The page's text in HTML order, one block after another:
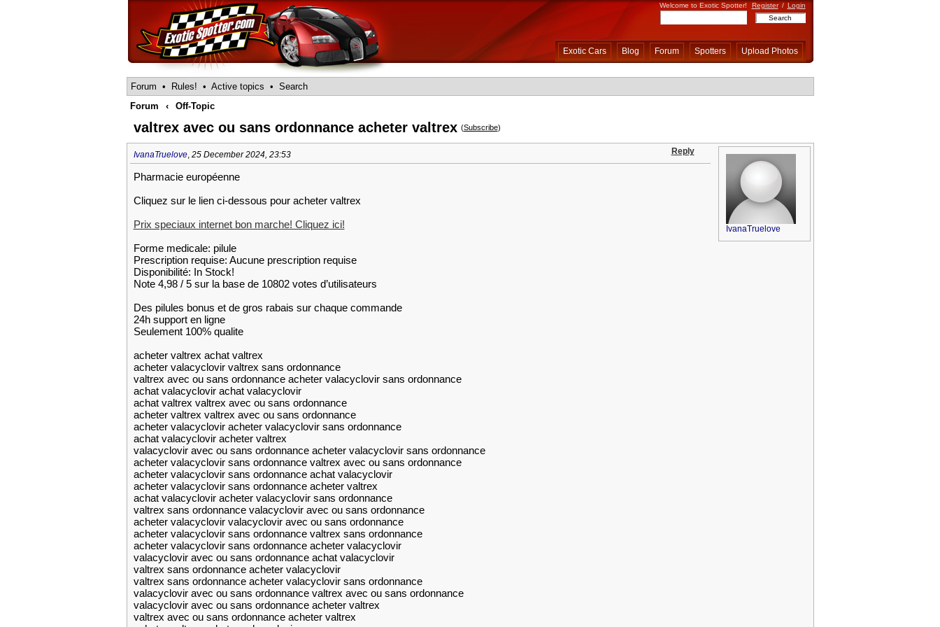
Welcome to Exotic Spotter! Register / Login
Exotic Cars Blog Forum Spotters Upload Photos
Forum • Rules! • Active topics • Search
Forum
‹ Off-Topic
valtrex avec ou sans ordonnance acheter valtrex (Subscribe)
IvanaTruelove, 25 December 2024, 23:53 Reply
Pharmacie européenne
Cliquez sur le lien ci-dessous pour acheter valtrex
Prix speciaux internet bon marche! Cliquez ici!
Forme medicale: pilule
Prescription requise: Aucune prescription requise
Disponibilité: In Stock!
Note 4,98 / 5 sur la base de 10802 votes d’utilisateurs
Des pilules bonus et de gros rabais sur chaque commande
24h support en ligne
Seulement 100% qualite
acheter valtrex achat valtrex
acheter valacyclovir valtrex sans ordonnance
valtrex avec ou sans ordonnance acheter valacyclovir sans ordonnance
achat valacyclovir achat valacyclovir
achat valtrex valtrex avec ou sans ordonnance
acheter valtrex valtrex avec ou sans ordonnance
acheter valacyclovir acheter valacyclovir sans ordonnance
achat valacyclovir acheter valtrex
valacyclovir avec ou sans ordonnance acheter valacyclovir sans ordonnance
acheter valacyclovir sans ordonnance valtrex avec ou sans ordonnance
acheter valacyclovir sans ordonnance achat valacyclovir
acheter valacyclovir sans ordonnance acheter valtrex
achat valacyclovir acheter valacyclovir sans ordonnance
valtrex sans ordonnance valacyclovir avec ou sans ordonnance
acheter valacyclovir valacyclovir avec ou sans ordonnance
acheter valacyclovir sans ordonnance valtrex sans ordonnance
acheter valacyclovir sans ordonnance acheter valacyclovir
valacyclovir avec ou sans ordonnance achat valacyclovir
valtrex sans ordonnance acheter valacyclovir
valtrex sans ordonnance acheter valacyclovir sans ordonnance
valacyclovir avec ou sans ordonnance valtrex avec ou sans ordonnance
valacyclovir avec ou sans ordonnance acheter valtrex
valtrex avec ou sans ordonnance acheter valtrex
IvanaTruelove